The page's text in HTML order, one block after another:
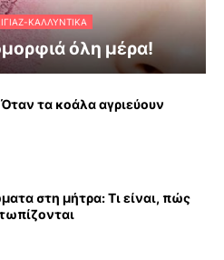
ΚΑΛΛΥΝΤΙΚΆ
όλη μέρα!
Όταν τα κοάλα αγριεύουν
στη μήτρα: Τι είναι, πώς